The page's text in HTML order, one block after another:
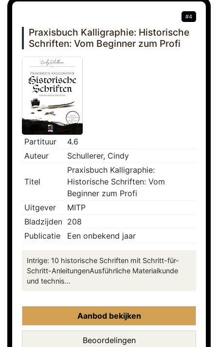
#4
Praxisbuch Kalligraphie: Historische
Schriften: Vom Beginner zum Profi
Partituur
4.6
Auteur
Schullerer, Cindy
Titel
Praxisbuch Kalligraphie:
Historische Schriften: Vom
Beginner zum Profi
Uitgever
MITP
Bladzijden 208
Publicatie
Een onbekend jaar
Intrige: 10 historische Schriften mit Schritt-für-
Schritt-AnleitungenAusführliche Materialkunde
und technis...
Aanbod bekijken
Beoordelingen